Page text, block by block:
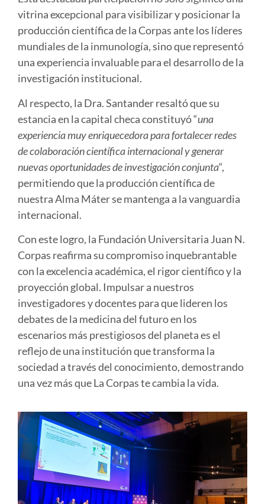
vitrina excepcional para visibilizar y posicionar la
producción científica de la Corpas ante los líderes
mundiales de la inmunología, sino que representó
una experiencia invaluable para el desarrollo de la
investigación institucional.
Al respecto, la Dra. Santander resaltó que su
estancia en la capital checa constituyó “una
experiencia muy enriquecedora para fortalecer redes
de colaboración científica internacional y generar
nuevas oportunidades de investigación conjunta“,
permitiendo que la producción científica de
nuestra Alma Máter se mantenga a la vanguardia
internacional.
Con este logro, la Fundación Universitaria Juan N.
Corpas reafirma su compromiso inquebrantable
con la excelencia académica, el rigor científico y la
proyección global. Impulsar a nuestros
investigadores y docentes para que lideren los
debates de la medicina del futuro en los
escenarios más prestigiosos del planeta es el
reflejo de una institución que transforma la
sociedad a través del conocimiento, demostrando
una vez más queLa Corpas te cambia la vida.